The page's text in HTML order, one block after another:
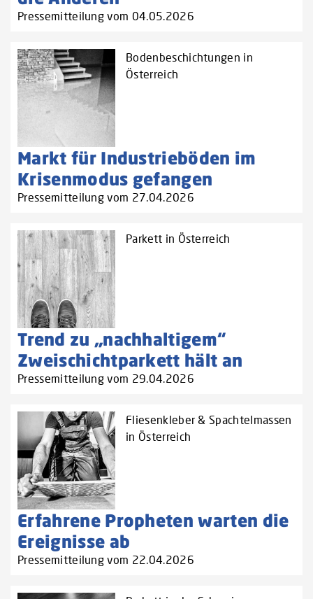
Pressemitteilung vom 04.05.2026
Bodenbeschichtungen in
Österreich
Markt für Industrieböden im
Krisenmodus gefangen
Pressemitteilung vom 27.04.2026
Parkett in Österreich
Trend zu „nachhaltigem“
Zweischichtparkett hält an
Pressemitteilung vom 29.04.2026
Fliesenkleber & Spachtelmassen
in Österreich
Erfahrene Propheten warten die
Ereignisse ab
Pressemitteilung vom 22.04.2026